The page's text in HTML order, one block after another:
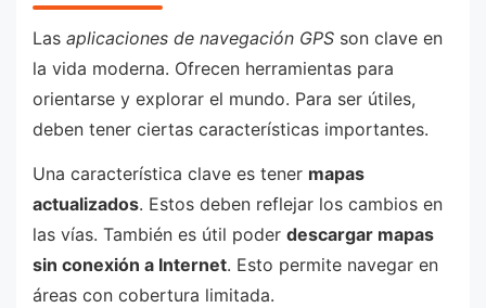
Las aplicaciones de navegación GPS son clave en
la vida moderna. Ofrecen herramientas para
orientarse y explorar el mundo. Para ser útiles,
deben tener ciertas características importantes.
Una característica clave es tener mapas
actualizados. Estos deben reflejar los cambios en
las vías. También es útil poder descargar mapas
sin conexión a Internet. Esto permite navegar en
áreas con cobertura limitada.